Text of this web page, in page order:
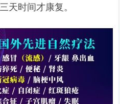
天时间才康复。